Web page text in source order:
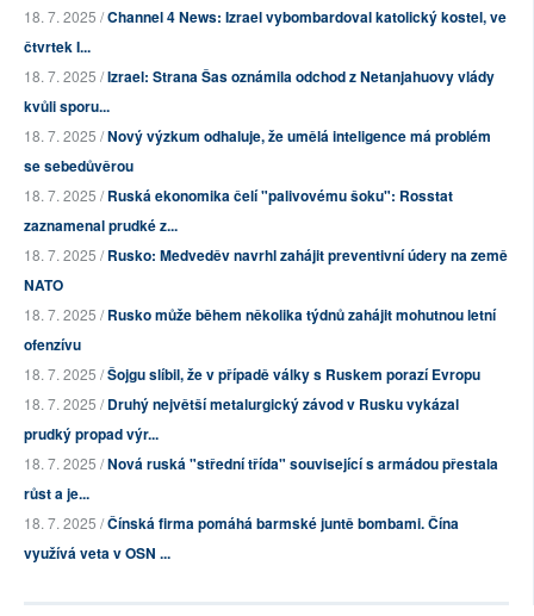
18. 7. 2025 /Channel 4 News: Izrael vybombardoval katolický kostel, ve
čtvrtek I...
18. 7. 2025 /Izrael: Strana Šas oznámila odchod z Netanjahuovy vlády
kvůli sporu...
18. 7. 2025 /Nový výzkum odhaluje, že umělá inteligence má problém
se sebedůvěrou
18. 7. 2025 /Ruská ekonomika čelí "palivovému šoku": Rosstat
zaznamenal prudké z...
18. 7. 2025 /Rusko: Medveděv navrhl zahájit preventivní údery na země
NATO
18. 7. 2025 /Rusko může během několika týdnů zahájit mohutnou letní
ofenzívu
18. 7. 2025 /Šojgu slíbil, že v případě války s Ruskem porazí Evropu
18. 7. 2025 /Druhý největší metalurgický závod v Rusku vykázal
prudký propad výr...
18. 7. 2025 /Nová ruská "střední třída" související s armádou přestala
růst a je...
18. 7. 2025 /Čínská firma pomáhá barmské juntě bombami. Čína
využívá veta v OSN ...